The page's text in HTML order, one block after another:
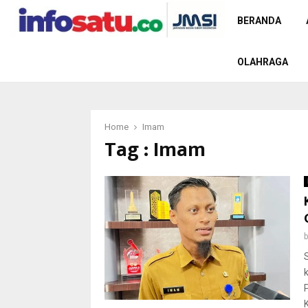
BERANDA
OLAHRAGA
Home Imam
Tag : Imam